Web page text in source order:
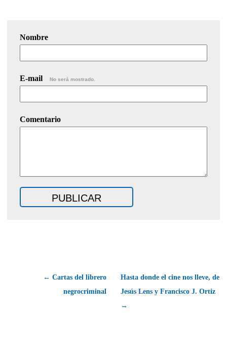
Nombre
E-mail No será mostrado.
Comentario
← Cartas del librero
negrocriminal
Hasta donde el cine nos lleve, de
Jesús Lens y Francisco J. Ortiz
→